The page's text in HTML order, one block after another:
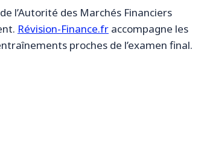
l’Autorité des Marchés Financiers
Révision-Finance.fraccompagne les
proches de l’examen final.